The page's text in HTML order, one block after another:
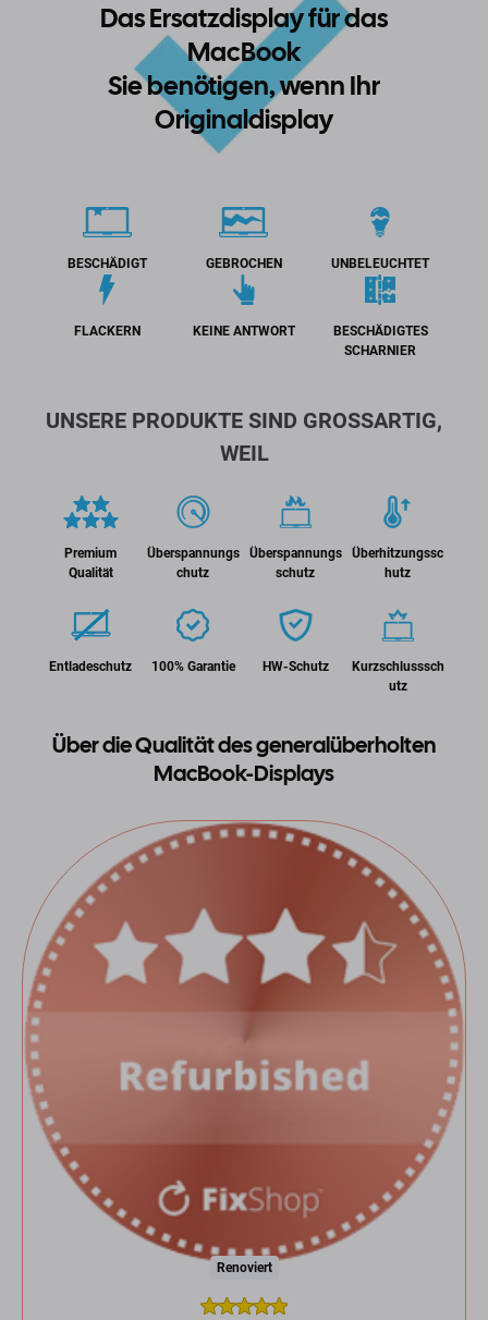
Das Ersatzdisplay für das
MacBook
Sie benötigen, wenn Ihr
Originaldisplay
BESCHÄDIGT GEBROCHEN UNBELEUCHTET
FLACKERN KEINE ANTWORT
BESCHÄDIGTES
SCHARNIER
UNSERE PRODUKTE SIND GROSSARTIG,
WEIL
Premium
Qualität
Überspannungs
chutz
Überspannungs
schutz
Überhitzungssc
hutz
Entladeschutz 100% Garantie HW-Schutz
Kurzschlusssch
utz
Über die Qualität des generalüberholten
MacBook-Displays
Renoviert